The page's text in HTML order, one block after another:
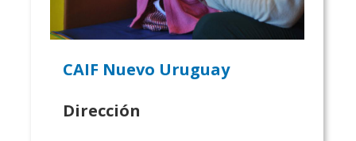
CAIF Nuevo Uruguay
Dirección